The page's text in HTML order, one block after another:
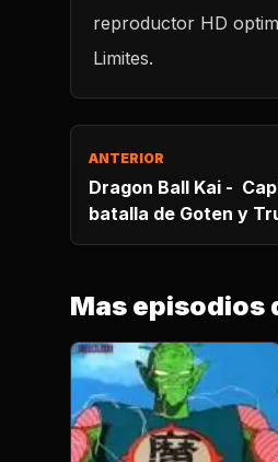
reproductor HD
Limites.
ANTERIOR
Dragon Ball Kai -
batalla de Goten y
Mas episodios